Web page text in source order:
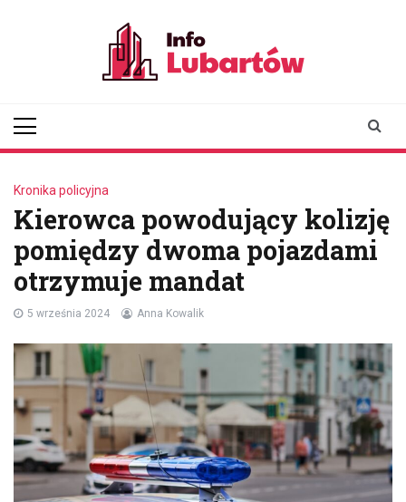
Kronika policyjna
Kierowca powodujący kolizję
pomiędzy dwoma pojazdami
otrzymuje mandat
5 września 2024 Anna Kowalik